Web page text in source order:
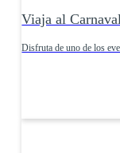
Viaja al
Disfruta de uno de los